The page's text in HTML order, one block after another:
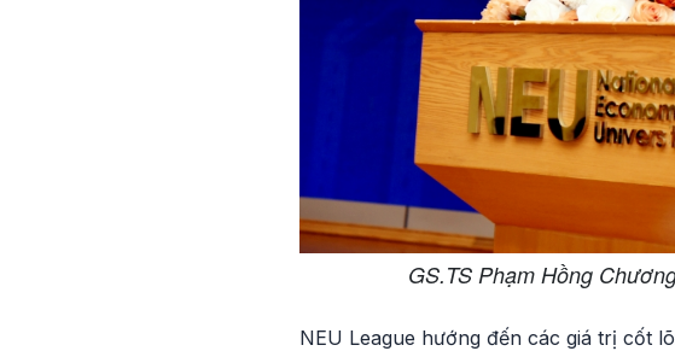
GS.TS Phạm Hồng
NEU League hướng đến các giá trị cốt